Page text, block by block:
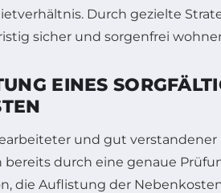
Durch gezielte
sicher und sorgenfrei
EINES
und gut
bereits durch eine genaue
die Auflistung der